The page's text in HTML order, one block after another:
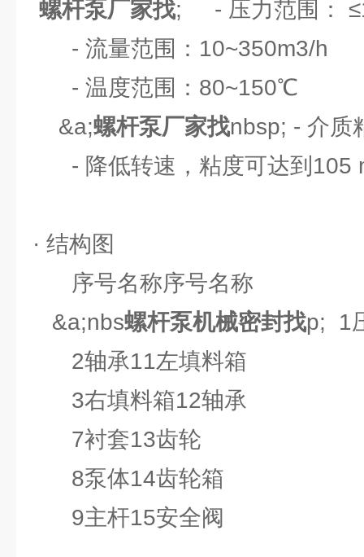
螺杆泵厂家找; - 压力范围：
- 流量范围：10~350m3/h
- 温度范围：80~150℃
&a;螺杆泵厂家找nbsp; - 介质
- 降低转速，粘度可达到105
· 结构图
序号名称序号名称
&a;nbs螺杆泵机械密封找p; 1
2轴承11左填料箱
3右填料箱12轴承
7衬套13齿轮
8泵体14齿轮箱
9主杆15安全阀